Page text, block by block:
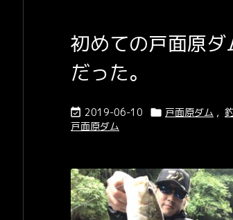
初めての戸面原
だった。
 2019-06-10  戸面原ダム ,
戸面原ダム